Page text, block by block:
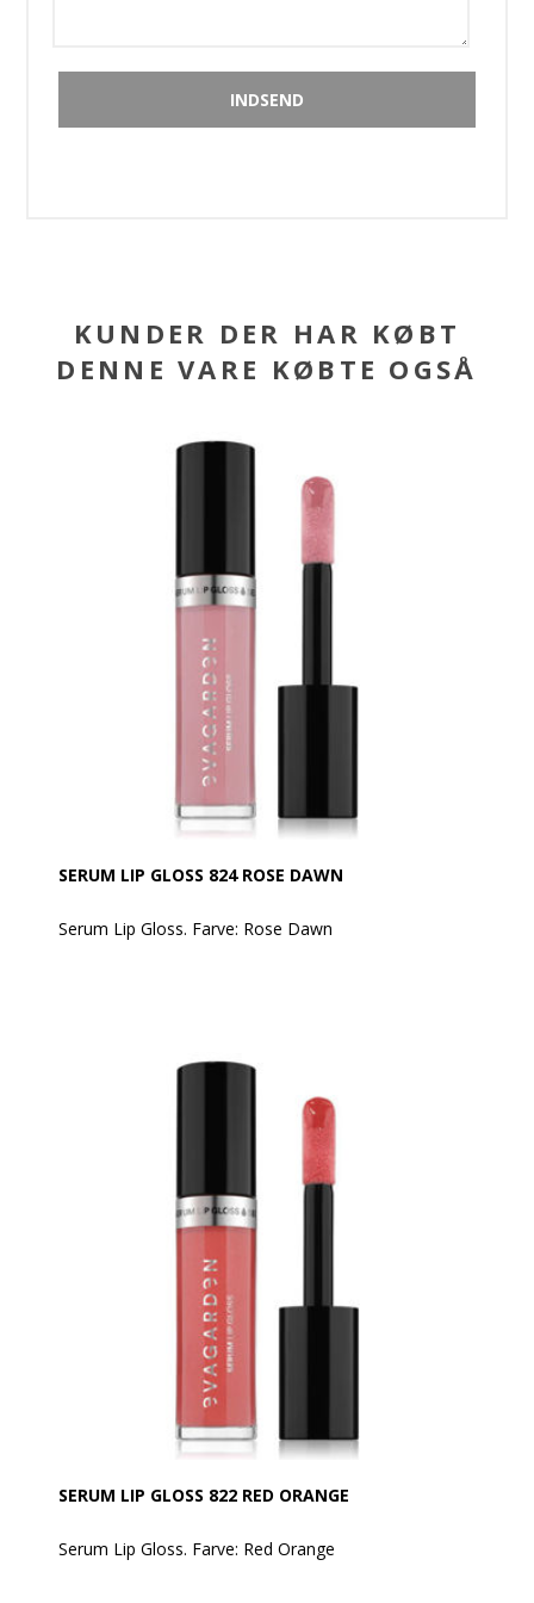
KUNDER DER HAR KØBT
DENNE VARE KØBTE OGSÅ
SERUM LIP GLOSS 824 ROSE DAWN
Serum Lip Gloss. Farve: Rose Dawn
Formuleret med 89% ingredienser af naturlig
Complex": en kraftfuld infusion af 8 forskellige slagts
butter, som er fyldt med næringsstoffer, som giver
læberne intens og nærende fugt, hver gang man
bærer det. (Murumuru, Shea, Mango, Kokum, Kakao,
Babassu, Monoi de Tahiti, Cupuacu).
Det kan påføres direkte på læberne med sin
applikator eller med EVAGARDEN Læbepensel nr. 3.
Det kan bruges alene på læberne eller oven på
læbestift for at tilføje dimension, komfort og
volumen til læberne.
SERUM LIP GLOSS 822 RED ORANGE
Serum Lip Gloss. Farve: Red Orange